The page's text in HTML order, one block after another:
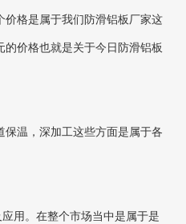
格是属于我们防滑铝板厂家这
价格也就是关于今日防滑铝板
温，深加工这些方面是属于各
用。在整个市场当中是属于是